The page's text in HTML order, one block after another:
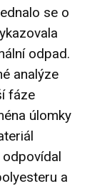
se o
odpad.
analýze
fáze
úlomky
a